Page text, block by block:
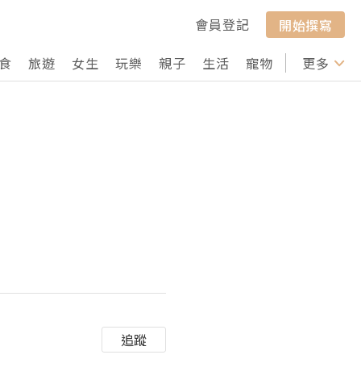
會員登記
開始撰寫
旅遊 女生 玩樂 親子 生活 寵物 行山 打卡
更多
追蹤